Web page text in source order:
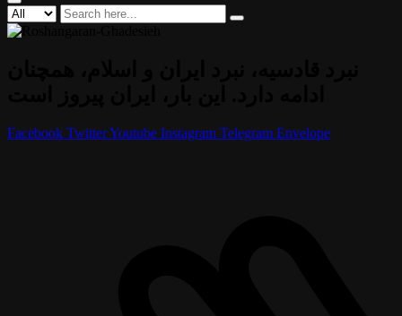
Facebook TwitterYoutube Instagram Telegram Envelope